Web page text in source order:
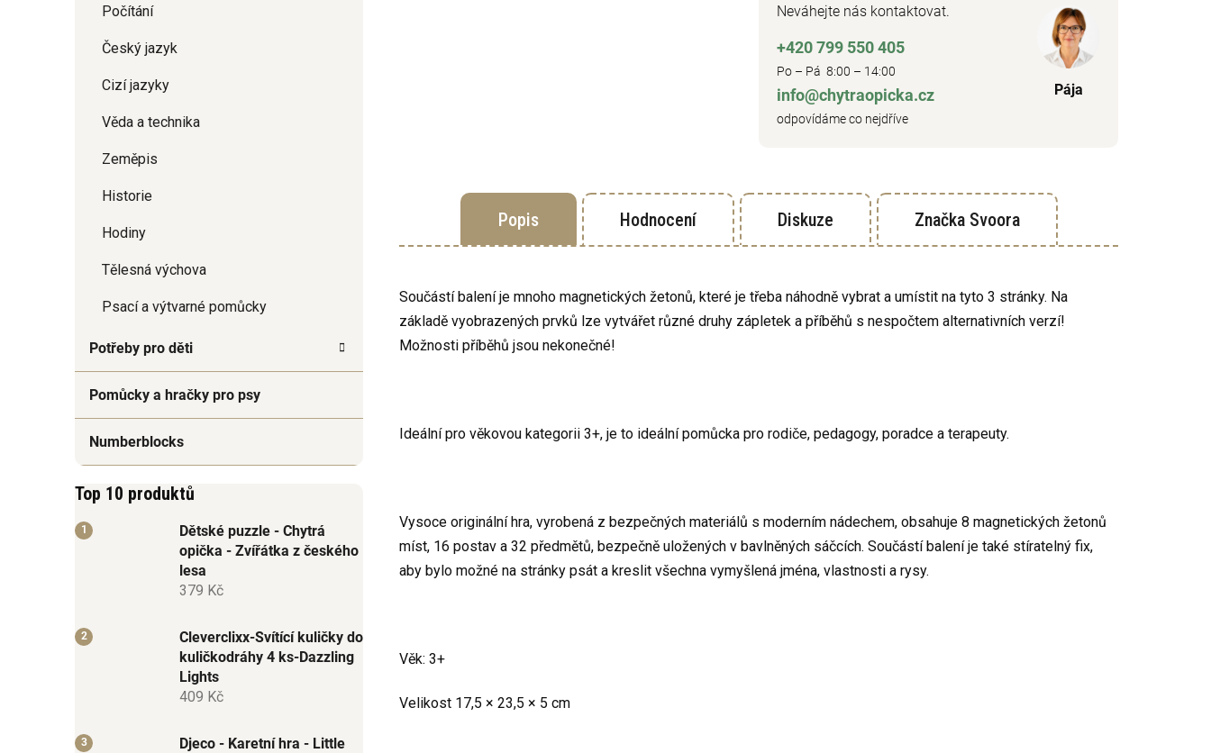
Počítání
Český jazyk
Cizí jazyky
Věda a technika
Zeměpis
Historie
Hodiny
Tělesná výchova
Psací a výtvarné pomůcky
Potřeby pro děti
Pomůcky a hračky pro psy
Numberblocks
Top 10 produktů
Dětské puzzle - Chytrá
opička - Zvířátka z českého
lesa
379 Kč
Cleverclixx-Svítící kuličky do
kuličkodráhy 4 ks-Dazzling
Lights
409 Kč
Djeco - Karetní hra - Little
Neváhejte nás kontaktovat.
+420 799 550 405
Po – Pá 8:00 – 14:00
info@chytraopicka.cz
odpovídáme co nejdříve
Pája
Popis Hodnocení Diskuze ZnačkaSvoora
Součástí balení je mnoho magnetických žetonů, které je třeba náhodně vybrat a umístit na tyto 3 stránky. Na
základě vyobrazených prvků lze vytvářet různé druhy zápletek a příběhů s nespočtem alternativních verzí!
Možnosti příběhů jsou nekonečné!
Ideální pro věkovou kategorii 3+, je to ideální pomůcka pro rodiče, pedagogy, poradce a terapeuty.
Vysoce originální hra, vyrobená z bezpečných materiálů s moderním nádechem, obsahuje 8 magnetických žetonů
míst, 16 postav a 32 předmětů, bezpečně uložených v bavlněných sáčcích. Součástí balení je také stíratelný fix,
aby bylo možné na stránky psát a kreslit všechna vymyšlená jména, vlastnosti a rysy.
Věk: 3+
Velikost 17,5 × 23,5 × 5 cm